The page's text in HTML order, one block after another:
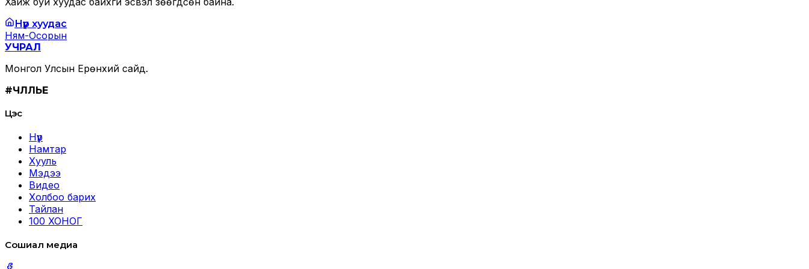
Нүүр хуудас
Ням-Осорын
УЧРАЛ
Монгол Улсын Ерөнхий сайд.
#ЧӨЛӨӨЛЬЕ
Цэс
Нүүр
Намтар
Хууль
Мэдээ
Видео
Холбоо барих
Тайлан
100 ХОНОГ
Сошиал медиа